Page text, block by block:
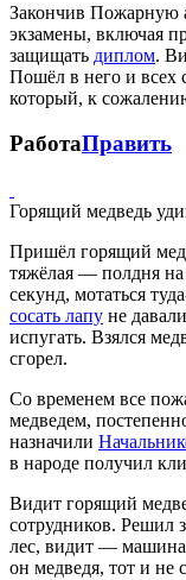
Закончив Пожарную
экзамены, включая
защищать диплом.
Пошёл в него и всех
который, к
РаботаПравить
Горящий медведь
Пришёл горящий
тяжёлая — полдня на
секунд, мотаться
сосать лапу не
испугать. Взялся
сгорел.
Со временем все
медведем,
назначили
в народе получил
Видит горящий
сотрудников. Решил
лес, видит — машина
он медведя, тот и не